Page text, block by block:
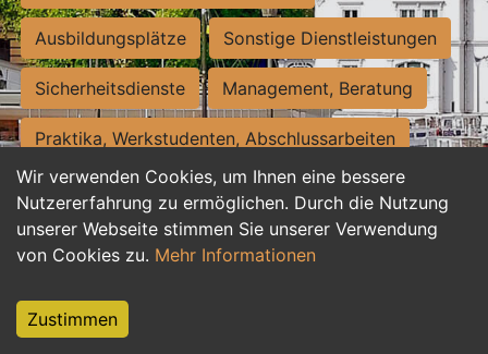
Wir verwenden Cookies, um Ihnen eine bessere
Nutzererfahrung zu ermöglichen. Durch die Nutzung
unserer Webseite stimmen Sie unserer Verwendung
von Cookies zu. Mehr Informationen
Zustimmen
Ausbildungsplätze Sonstige Dienstleistungen
Sicherheitsdienste Management, Beratung
Praktika, Werkstudenten, Abschlussarbeiten
Personalwesen Assistenz, Sekretariat
Hilfskräfte, Aushilfs- und Nebenjobs
Weiterbildung, Studium, duale Ausbildung